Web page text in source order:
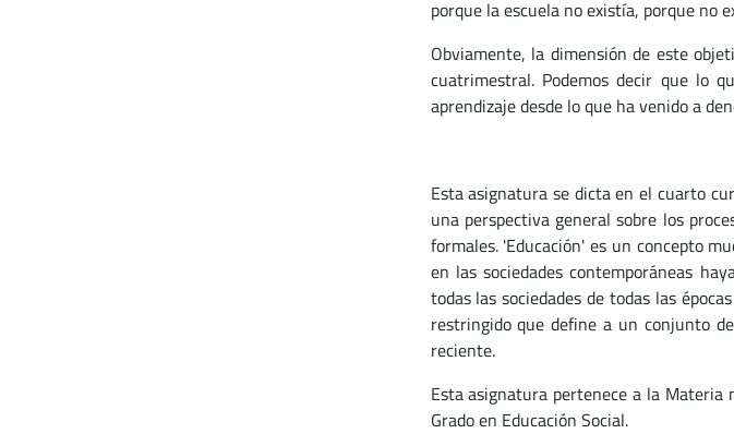
porque la escuela no existía, porque no
Obviamente, la dimensión de este
cuatrimestral. Podemos decir que lo
aprendizaje desde lo que ha venido a
Esta asignatura se dicta en el cuarto
una perspectiva general sobre los
formales. 'Educación' es un concepto
en las sociedades contemporáneas
todas las sociedades de todas las
restringido que define a un conjunto
reciente.
Esta asignatura pertenece a la Materia
Grado en Educación Social.